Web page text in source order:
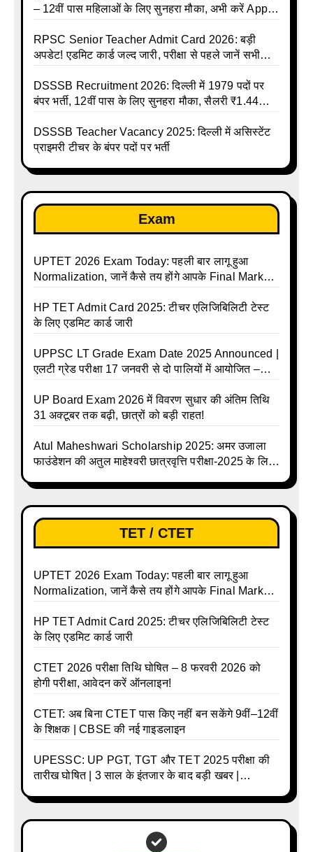
– 12वीं पास महिलाओं के लिए सुनहरा मौका, अभी करें Apply
RPSC Senior Teacher Admit Card 2026: बड़ी
अपडेट! एडमिट कार्ड जल्द जारी, परीक्षा से पहले जानें सभी
DSSSB Recruitment 2026: दिल्ली में 1979 पदों पर
बंपर भर्ती, 12वीं पास के लिए सुनहरा मौका, सैलरी ₹1.44
DSSSB Teacher Vacancy 2025: दिल्ली में असिस्टेंट
प्राइमरी टीचर के बंपर पदों पर भर्ती
Exam
UPTET 2026 Exam Today: पहली बार लागू हुआ
Normalization, जानें कैसे तय होंगे आपके Final Marks
HP TET Admit Card 2025: टीचर एलिजिबिलिटी टेस्ट
के लिए एडमिट कार्ड जारी
UPPSC LT Grade Exam Date 2025 Announced |
एलटी ग्रेड परीक्षा 17 जनवरी से दो पालियों में आयोजित –
UP Board Exam 2026 में विवरण सुधार की अंतिम तिथि
31 अक्टूबर तक बढ़ी, छात्रों को बड़ी राहत!
Atul Maheshwari Scholarship 2025: अमर उजाला
फाउंडेशन की अतुल माहेश्वरी छात्रवृत्ति परीक्षा-2025 के लिए
TET / CTET
UPTET 2026 Exam Today: पहली बार लागू हुआ
Normalization, जानें कैसे तय होंगे आपके Final Marks
HP TET Admit Card 2025: टीचर एलिजिबिलिटी टेस्ट
के लिए एडमिट कार्ड जारी
CTET 2026 परीक्षा तिथि घोषित – 8 फरवरी 2026 को
होगी परीक्षा, आवेदन करें ऑनलाइन!
CTET: अब बिना CTET पास किए नहीं बन सकेंगे 9वीं–12वीं
के शिक्षक | CBSE की नई गाइडलाइन
UPESSC: UP PGT, TGT और TET 2025 परीक्षा की
तारीख घोषित | 3 साल के इंतजार के बाद बड़ी खबर |